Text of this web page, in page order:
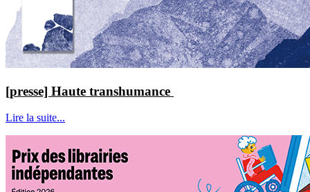
[presse] Haute transhumance
Lire la suite...